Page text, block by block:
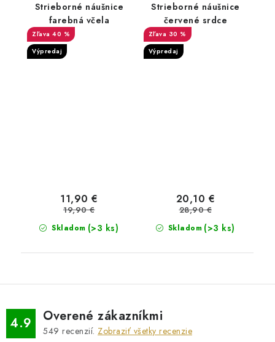
Strieborné náušnice
farebná včela
40 %
Výpredaj
Skladom (>3 ks)
11,90 €
19,90 €
Strieborné náušnice
červené srdce
30 %
Výpredaj
Skladom (>3 ks)
20,10 €
28,90 €
4.9 Overené zákazníkmi
549 recenzií. Zobraziť všetky recenzie